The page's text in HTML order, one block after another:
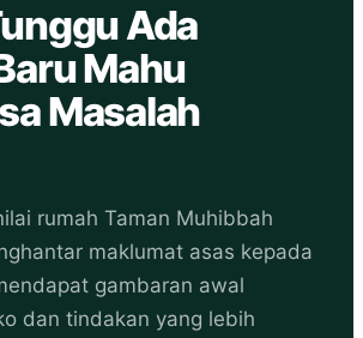
Ada
Mahu
Masalah
rumah Taman Muhibbah
maklumat asas kepada
gambaran awal
dan tindakan yang lebih